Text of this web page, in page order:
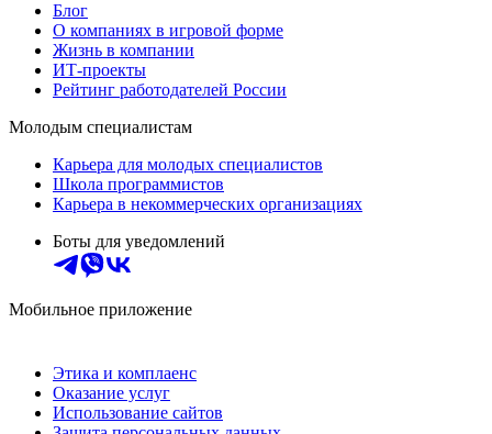
Блог
О компаниях в игровой форме
Жизнь в компании
ИТ-проекты
Рейтинг работодателей России
Молодым специалистам
Карьера для молодых специалистов
Школа программистов
Карьера в некоммерческих организациях
Боты для уведомлений
Мобильное приложение
Этика и комплаенс
Оказание услуг
Использование сайтов